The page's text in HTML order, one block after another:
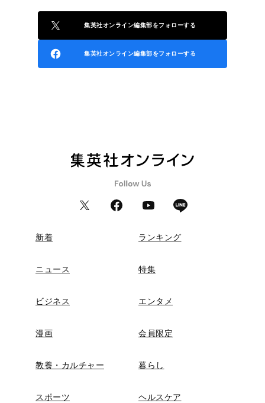
集英社オンライン編集部をフォローする
集英社オンライン編集部をフォローする
新着 ランキング
ニュース 特集
ビジネス エンタメ
漫画 会員限定
教養・カルチャー 暮らし
スポーツ ヘルスケア